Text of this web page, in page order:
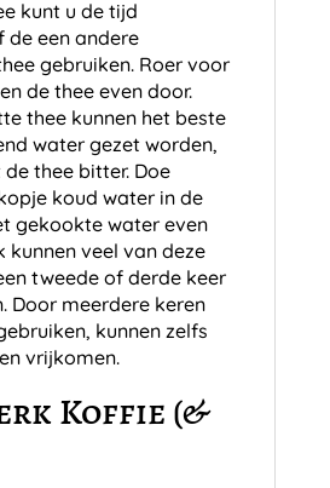
kunt u de tijd
de een andere
gebruiken. Roer voor
de thee even door.
thee kunnen het beste
water gezet worden,
thee bitter. Doe
koud water in de
gekookte water even
kunnen veel van deze
tweede of derde keer
Door meerdere keren
kunnen zelfs
vrijkomen.
Koffie (&